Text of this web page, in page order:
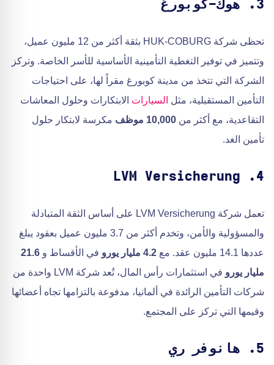
3. هوك-كوبورغ
تحظى شركة HUK-COBURG بثقة أكثر من 12 مليون عميل،
وتتميز في توفير التغطية التأمينية الأساسية للأسر الخاصة. وتركز
الشركة التي تتخذ من مدينة كوبورغ مقراً لها، على احتياجات
التأمين المستقبلية، مثل السيارات الابتكارات وحلول المعاشات
التقاعدية، مع أكثر من 10,000 موظف
مكرسة لابتكار حلول
تأمين الغد.
4. LVM Versicherung
تعمل شركة LVM Versicherung على أساس الثقة المتبادلة
والمسؤولية والأمن، وتخدم أكثر من 3.7 مليون عميل بعقود يبلغ
عددها 14.1 مليون عقد. مع
4.2 مليار يورو في الأقساط و 21.6
مليار يورو
في استثمارات رأس المال، تُعد شركة LVM واحدة من
شركات التأمين الرائدة في ألمانيا، مدفوعة بالتزامها تجاه أعضائها
وقيمها التي تركز على المجتمع.
5. هانوفر ري